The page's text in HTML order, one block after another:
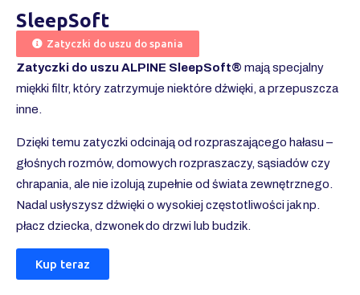
SleepSoft
Zatyczki do uszu do spania
Zatyczki do uszu ALPINE SleepSoft® mają specjalny
miękki filtr, który zatrzymuje niektóre dźwięki, a przepuszcza
inne.
Dzięki temu zatyczki odcinają od rozpraszającego hałasu –
głośnych rozmów, domowych rozpraszaczy, sąsiadów czy
chrapania, ale nie izolują zupełnie od świata zewnętrznego.
Nadal usłyszysz dźwięki o wysokiej częstotliwości jak np.
płacz dziecka, dzwonek do drzwi lub budzik.
Kup teraz